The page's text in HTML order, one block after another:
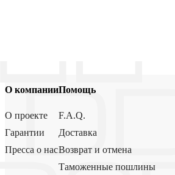
О компании
О проекте
Гарантии
Пресса о нас
Помощь
F.A.Q.
Доставка
Возврат и отмена
Таможенные пошлины